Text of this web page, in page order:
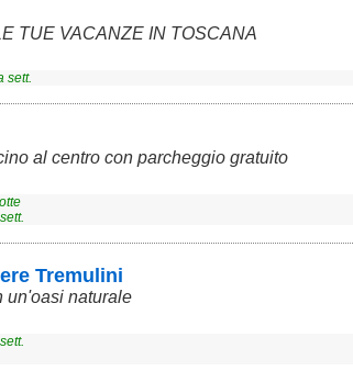
TUE VACANZE IN TOSCANA
sett.
al centro con parcheggio gratuito
Tremulini
un'oasi naturale